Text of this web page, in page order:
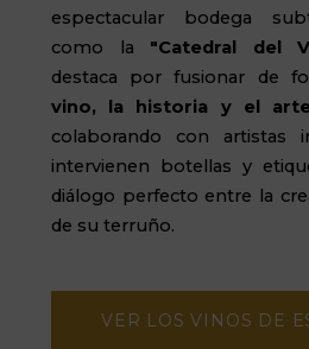
espectacular bodega
como la "Catedral del
destaca por fusionar de
vino, la historia y el
colaborando con artistas
intervienen botellas y
diálogo perfecto entre la
de su terruño.
VER LOS VINOS DE